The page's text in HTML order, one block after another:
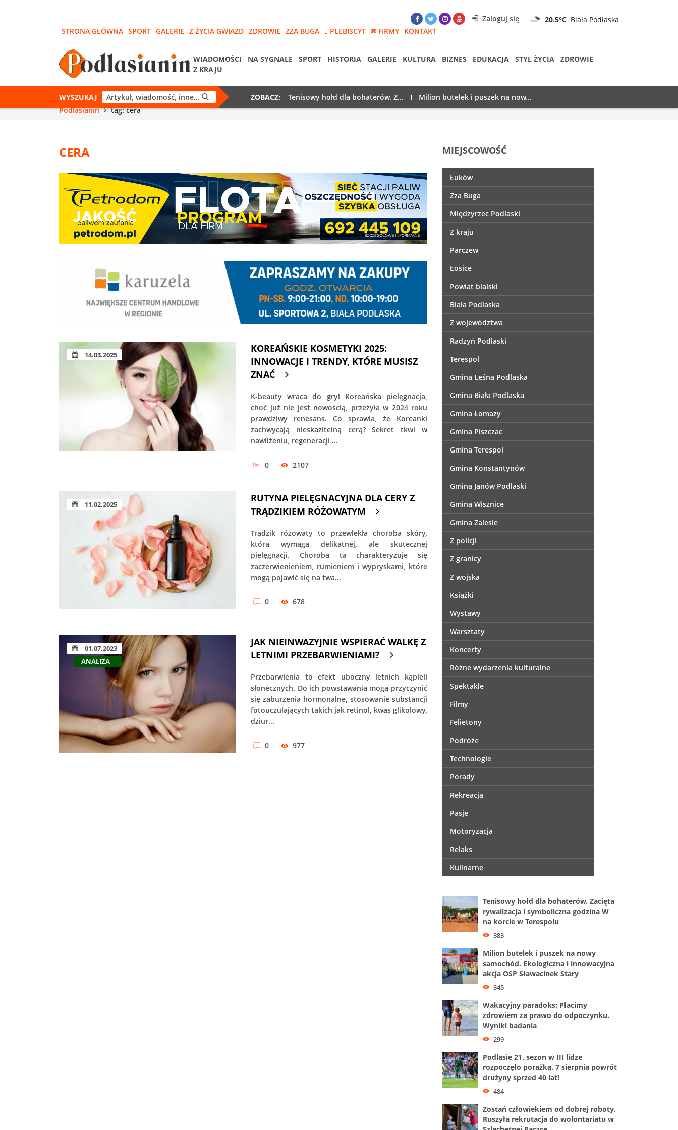
Zaloguj się 20.5°C Biała Podlaska
STRONA GŁÓWNA SPORT GALERIE Z ŻYCIA GWIAZD ZDROWIE ZZA BUGA PLEBISCYT FIRMY KONTAKT
WIADOMOŚCI NA SYGNALE SPORT HISTORIA GALERIE KULTURA BIZNES EDUKACJA STYL ŻYCIA
ZDROWIE
Z KRAJU
WYSZUKAJ ZOBACZ: Tenisowy hołd dla bohaterów. Z...
Milion butelek i puszek na now...
Podlasianin
tag: cera
CERA
14.03.2025
KOREAŃSKIE KOSMETYKI 2025:
INNOWACJE I TRENDY, KTÓRE MUSISZ
ZNAĆ
K-beauty wraca do gry! Koreańska pielęgnacja,
choć już nie jest nowością, przeżyła w 2024 roku
prawdziwy renesans. Co sprawia, że Koreanki
zachwycają nieskazitelną cerą? Sekret tkwi w
nawilżeniu, regeneracji ...
0 2107
11.02.2025
RUTYNA PIELĘGNACYJNA DLA CERY Z
TRĄDZIKIEM RÓŻOWATYM
Trądzik różowaty to przewlekła choroba skóry,
która wymaga delikatnej, ale skutecznej
pielęgnacji. Choroba ta charakteryzuje się
zaczerwienieniem, rumieniem i wypryskami, które
mogą pojawić się na twa...
0 678
01.07.2023
ANALIZA
JAK NIEINWAZYJNIE WSPIERAĆ WALKĘ Z
LETNIMI PRZEBARWIENIAMI?
Przebarwienia to efekt uboczny letnich kąpieli
słonecznych. Do ich powstawania mogą przyczynić
się zaburzenia hormonalne, stosowanie substancji
fotouczulających takich jak retinol, kwas glikolowy,
dziur...
0 977
MIEJSCOWOŚĆ
Łuków
Zza Buga
Międzyrzec Podlaski
Z kraju
Parczew
Łosice
Powiat bialski
Biała Podlaska
Z województwa
Radzyń Podlaski
Terespol
Gmina Leśna Podlaska
Gmina Biała Podlaska
Gmina Łomazy
Gmina Piszczac
Gmina Terespol
Gmina Konstantynów
Gmina Janów Podlaski
Gmina Wisznice
Gmina Zalesie
Z policji
Z granicy
Z wojska
Książki
Wystawy
Warsztaty
Koncerty
Różne wydarzenia kulturalne
Spektakle
Filmy
Felietony
Podróże
Technologie
Porady
Rekreacja
Pasje
Motoryzacja
Relaks
Kulinarne
Tenisowy hołd dla bohaterów. Zacięta
rywalizacja i symboliczna godzina W
na korcie w Terespolu
383
Milion butelek i puszek na nowy
samochód. Ekologiczna i innowacyjna
akcja OSP Sławacinek Stary
345
Wakacyjny paradoks: Płacimy
zdrowiem za prawo do odpoczynku.
Wyniki badania
299
Podlasie 21. sezon w III lidze
rozpoczęło porażką. 7 sierpnia powrót
drużyny sprzed 40 lat!
484
Zostań człowiekiem od dobrej roboty.
Ruszyła rekrutacja do wolontariatu w